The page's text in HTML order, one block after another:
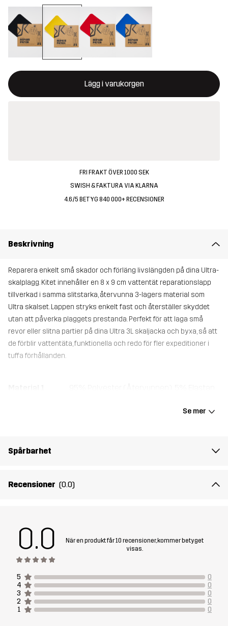
Lägg i varukorgen
Denna knapp kommer att öppna en modal som bekräftar en ny
{{size}} inte tillgänglig
FRI FRAKT ÖVER 1000 SEK
SWISH & FAKTURA VIA KLARNA
4.6/5 BETYG 840 000+ RECENSIONER
Beskrivning
Reparera enkelt små skador och förläng livslängden på dina Ultra-
skalplagg. Kitet innehåller en 8 x 9 cm vattentät reparationslapp
tillverkad i samma slitstarka, återvunna 3-lagers material som
Ultra skalset. Lappen stryks enkelt fast och återställer skyddet
utan att påverka plaggets prestanda. Perfekt för att laga små
revor eller slitna partier på dina Ultra 3L skaljacka och byxa, så att
de förblir vattentäta, funktionella och redo för fler expeditioner i
tuffa förhållanden.
Se mer
Spårbarhet
Recensioner (0.0)
0.0
När en produkt får 10 recensioner, kommer betyget
visas.
5
0
4
0
3
0
2
0
1
0